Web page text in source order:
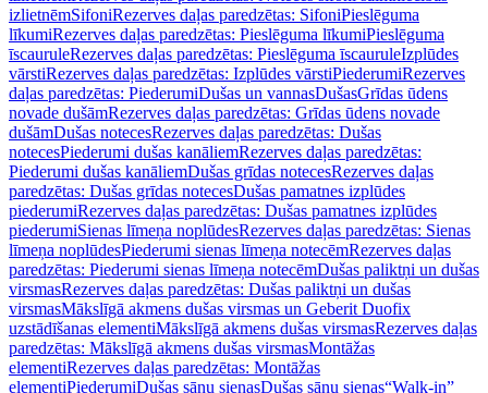
izlietnēmSifoniRezerves daļas paredzētas: SifoniPieslēguma
līkumiRezerves daļas paredzētas: Pieslēguma līkumiPieslēguma
īscauruleRezerves daļas paredzētas: Pieslēguma īscauruleIzplūdes
vārstiRezerves daļas paredzētas: Izplūdes vārstiPiederumiRezerves
daļas paredzētas: PiederumiDušas un vannasDušasGrīdas ūdens
novade dušāmRezerves daļas paredzētas: Grīdas ūdens novade
dušāmDušas notecesRezerves daļas paredzētas: Dušas
notecesPiederumi dušas kanāliemRezerves daļas paredzētas:
Piederumi dušas kanāliemDušas grīdas notecesRezerves daļas
paredzētas: Dušas grīdas notecesDušas pamatnes izplūdes
piederumiRezerves daļas paredzētas: Dušas pamatnes izplūdes
piederumiSienas līmeņa noplūdesRezerves daļas paredzētas: Sienas
līmeņa noplūdesPiederumi sienas līmeņa notecēmRezerves daļas
paredzētas: Piederumi sienas līmeņa notecēmDušas paliktņi un dušas
virsmasRezerves daļas paredzētas: Dušas paliktņi un dušas
virsmasMākslīgā akmens dušas virsmas un Geberit Duofix
uzstādīšanas elementiMākslīgā akmens dušas virsmasRezerves daļas
paredzētas: Mākslīgā akmens dušas virsmasMontāžas
elementiRezerves daļas paredzētas: Montāžas
elementiPiederumiDušas sānu sienasDušas sānu sienas“Walk-in”